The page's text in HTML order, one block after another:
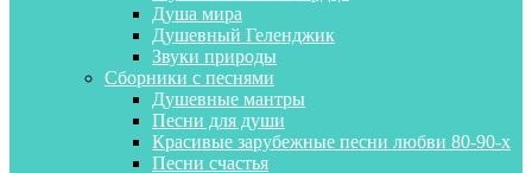
Душа мира
Душевный Геленджик
Звуки природы
Сборники с песнями
Душевные мантры
Песни для души
Красивые зарубежные песни любви 80-90-х
Песни счастья